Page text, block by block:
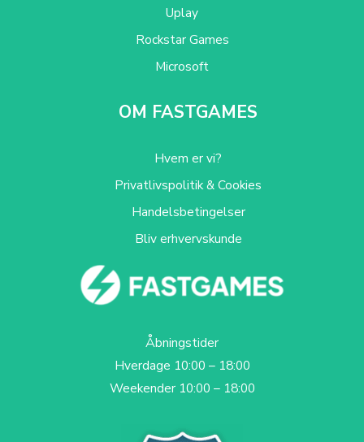
Uplay
Rockstar Games
Microsoft
OM FASTGAMES
Hvem er vi?
Privatlivspolitik & Cookies
Handelsbetingelser
Bliv erhvervskunde
Åbningstider
Hverdage 10:00 – 18:00
Weekender 10:00 – 18:00